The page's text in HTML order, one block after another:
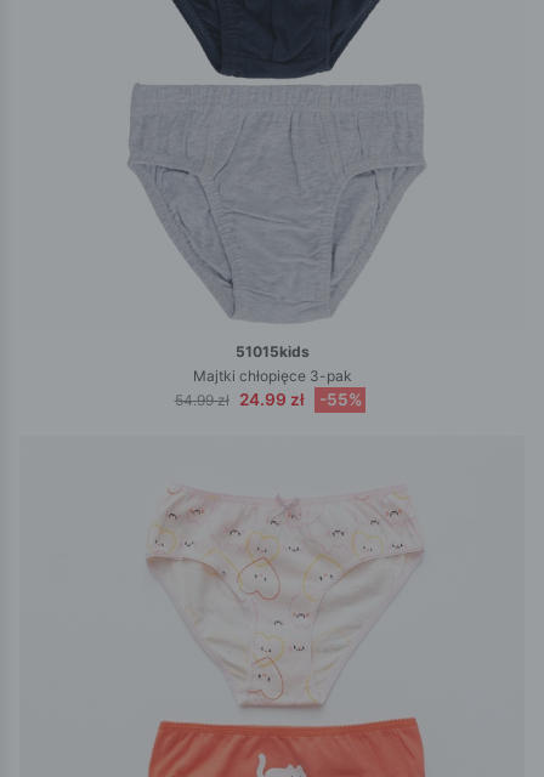
51015kids
Majtki chłopięce 3-pak
54.99 zł
24.99 zł -55%